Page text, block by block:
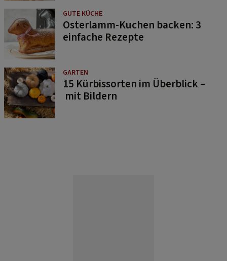
GUTE KÜCHE
Osterlamm-Kuchen backen: 3
einfache Rezepte
GARTEN
15 Kürbissorten im Überblick –
mit Bildern